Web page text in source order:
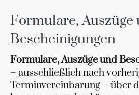
Formulare, Auszüge
Bescheinigungen
Formulare, Auszüge und
– ausschließlich nach
Terminvereinbarung – über